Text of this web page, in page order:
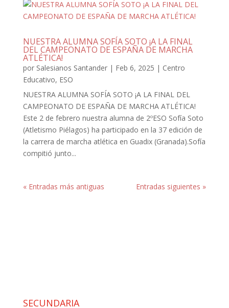
NUESTRA ALUMNA SOFÍA SOTO ¡A LA FINAL
DEL CAMPEONATO DE ESPAÑA DE MARCHA
ATLÉTICA!
por Salesianos Santander| Feb 6, 2025 | Centro
Educativo, ESO
NUESTRA ALUMNA SOFÍA SOTO ¡A LA FINAL DEL
CAMPEONATO DE ESPAÑA DE MARCHA ATLÉTICA!
Este 2 de febrero nuestra alumna de 2ºESO Sofía Soto
(Atletismo Piélagos) ha participado en la 37 edición de
la carrera de marcha atlética en Guadix (Granada).Sofía
compitió junto...
« Entradas más antiguas Entradas siguientes »
SECUNDARIA